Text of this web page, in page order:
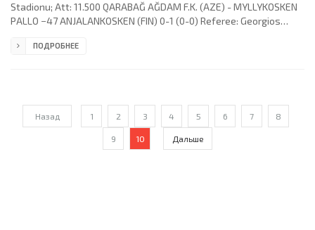
Stadionu; Att: 11.500 QARABAĞ AĞDAM F.K. (AZE) - MYLLYKOSKEN
PALLO −47 ANJALANKOSKEN (FIN) 0-1 (0-0) Referee: Georgios
(GRE) Goal: 0-1 Sami Mahlio 85 (pen). QARABAĞ F.K. (coach: Elbrus
ПОДРОБНЕЕ
Назад 1 2 3 4 5 6 7 8
9 10 Дальше